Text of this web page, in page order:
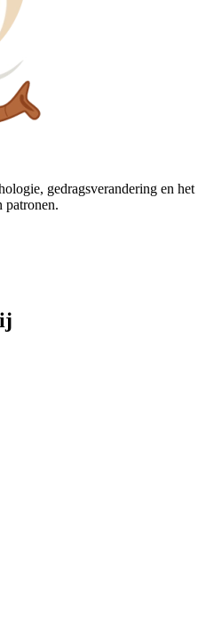
gedragsverandering en het
patronen.